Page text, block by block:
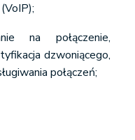
na połączenie,
dzwoniącego,
połączeń;